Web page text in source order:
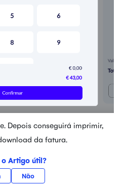
Depois conseguirá imprimir,
da fatura.
o Artigo útil?
Não